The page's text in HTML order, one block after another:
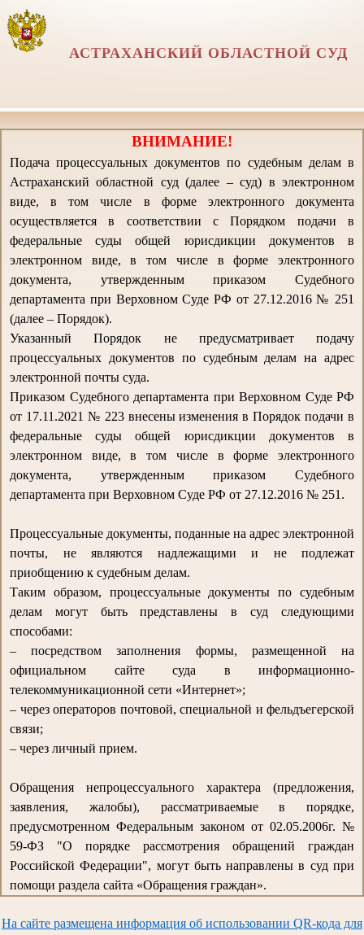
АСТРАХАНСКИЙ ОБЛАСТНОЙ СУД
ВНИМАНИЕ!
Подача процессуальных документов по судебным делам в
Астраханский областной суд (далее – суд) в электронном
виде, в том числе в форме электронного документа
осуществляется в соответствии с Порядком подачи в
федеральные суды общей юрисдикции документов в
электронном виде, в том числе в форме электронного
документа, утвержденным приказом Судебного
департамента при Верховном Суде РФ от 27.12.2016 № 251
(далее – Порядок).
Указанный Порядок не предусматривает подачу
процессуальных документов по судебным делам на адрес
электронной почты суда.
Приказом Судебного департамента при Верховном Суде РФ
от 17.11.2021 № 223 внесены изменения в Порядок подачи в
федеральные суды общей юрисдикции документов в
электронном виде, в том числе в форме электронного
документа, утвержденным приказом Судебного
департамента при Верховном Суде РФ от 27.12.2016 № 251.
Процессуальные документы, поданные на адрес электронной
почты, не являются надлежащими и не подлежат
приобщению к судебным делам.
Таким образом, процессуальные документы по судебным
делам могут быть представлены в суд следующими
способами:
– посредством заполнения формы, размещенной на
официальном сайте суда в информационно-
телекоммуникационной сети «Интернет»;
– через операторов почтовой, специальной и фельдъегерской
связи;
– через личный прием.
Обращения непроцессуального характера (предложения,
заявления, жалобы), рассматриваемые в порядке,
предусмотренном Федеральным законом от 02.05.2006г. №
59-ФЗ "О порядке рассмотрения обращений граждан
Российской Федерации", могут быть направлены в суд при
помощи раздела сайта «Обращения граждан».
На сайте размещена информация об использовании QR-кода для